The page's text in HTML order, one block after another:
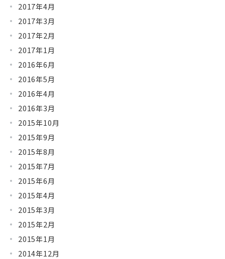
2017年4月
2017年3月
2017年2月
2017年1月
2016年6月
2016年5月
2016年4月
2016年3月
2015年10月
2015年9月
2015年8月
2015年7月
2015年6月
2015年4月
2015年3月
2015年2月
2015年1月
2014年12月